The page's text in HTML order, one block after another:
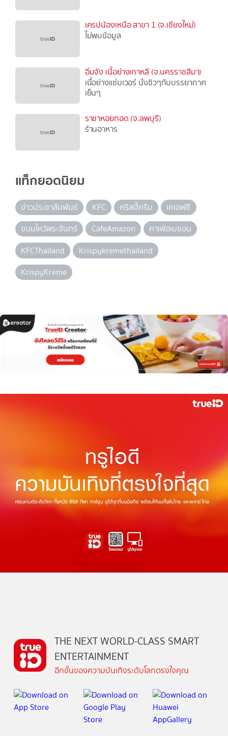
เครปน้องเหนือ สาขา 1 (จ.เชียงใหม่)
ไม่พบข้อมูล
อิ่มจัง เนื้อย่างเกาหลี (จ.นครราชสีมา)
เนื้อย่างแซ่บเวอร์ นั่งชิวๆกับบรรยากาศ
เย็นๆ
ราชาหอยทอด (จ.ลพบุรี)
ร้านอาหาร
แท็กยอดนิยม
ข่าวประชาสัมพันธ์ KFC คริสปี้ครีม
เคเอฟซี
ขนมไหว้พระจันทร์
CafeAmazon
คาเฟ่อเมซอน
KFCThailand
Krispykremethailand
KrispyKreme
THE NEXT WORLD-CLASS SMART
ENTERTAINMENT
อีกขั้นของความบันเทิงระดับโลกตรงใจคุณ